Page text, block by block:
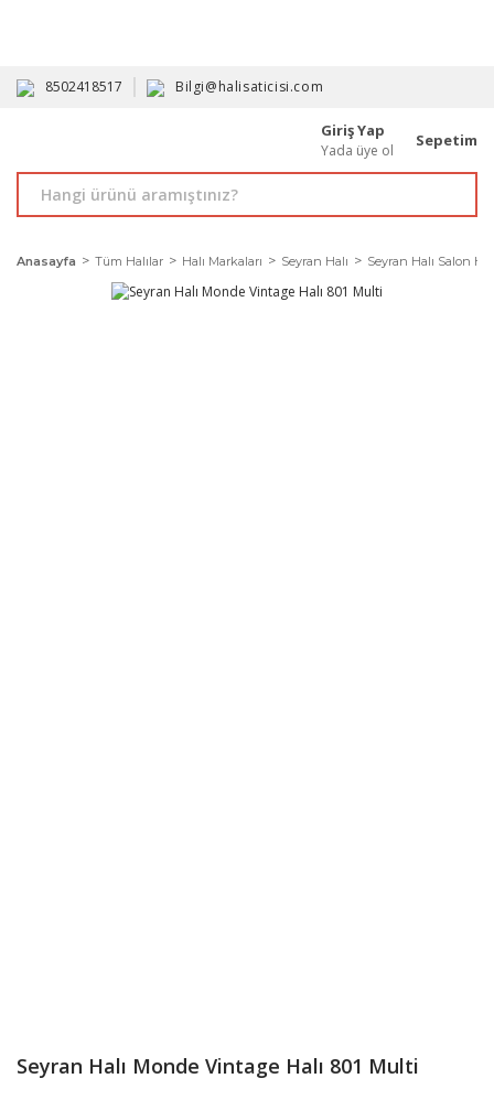
8502418517 Bilgi@halisaticisi.com
Giriş Yap
Yada üye ol
Sepetim
Anasayfa Tüm Halılar Halı Markaları Seyran Halı Seyran Halı Salon
Seyran Halı Monde Vintage Halı 801 Multi